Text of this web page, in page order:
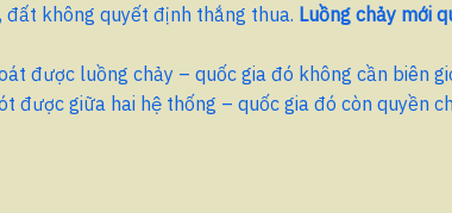
đất không quyết định thắng thua. Luồng chảy mới
được luồng chảy – quốc gia đó không cần biên
được giữa hai hệ thống – quốc gia đó còn quyền